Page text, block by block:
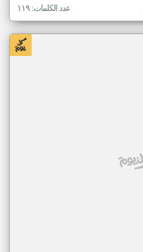
عدد الكلمات: ١١٩